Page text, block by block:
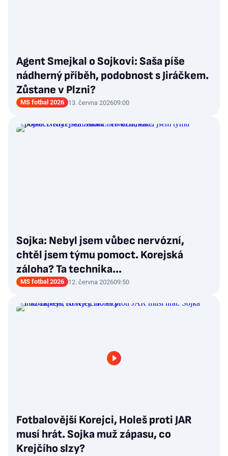
Agent Smejkal o Sojkovi: Saša píše
nádherný příběh, podobnost s Jiráčkem.
Zůstane v Plzni?
MS fotbal 2026 13. června 202609:00
Sojka: Nebyl jsem vůbec nervózní,
chtěl jsem týmu pomoct. Korejská
záloha? Ta technika...
MS fotbal 2026 12. června 202609:50
Fotbalovější Korejci, Holeš proti JAR
musí hrát. Sojka muž zápasu, co
Krejčího slzy?